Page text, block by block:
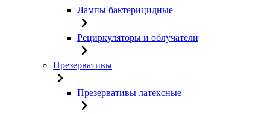
Лампы бактерицидные
Рециркуляторы и облучатели
Презервативы
Презервативы латексные